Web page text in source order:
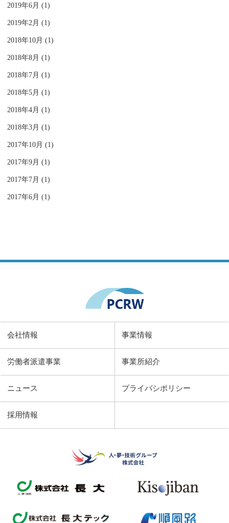
2019年6月 (1)
2019年2月 (1)
2018年10月 (1)
2018年8月 (1)
2018年7月 (1)
2018年5月 (1)
2018年4月 (1)
2018年3月 (1)
2017年10月 (1)
2017年9月 (1)
2017年7月 (1)
2017年6月 (1)
会社情報 事業情報
労働者派遣事業 事業所紹介
ニュース
採用情報
プライバシポリシー